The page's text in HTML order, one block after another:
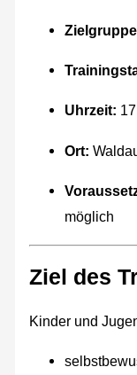
Uhrzeit:
Ort:
möglich
Ziel des
Kinder und